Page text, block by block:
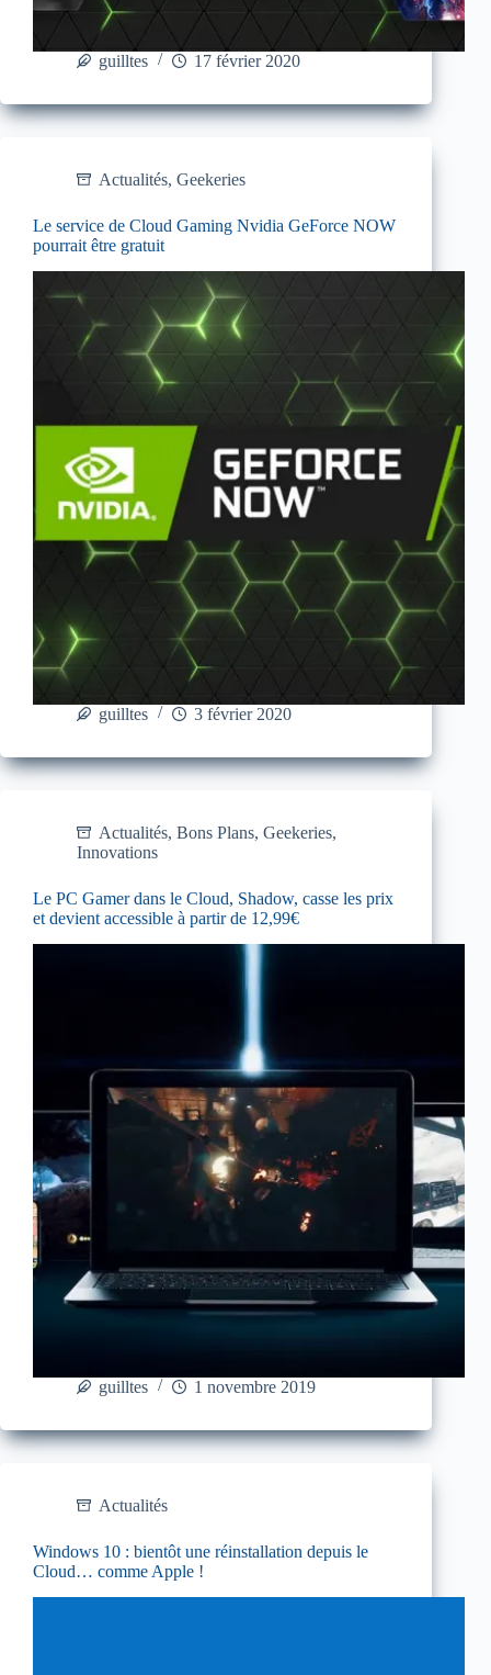
guilltes 17 février 2020
Actualités, Geekeries
Le service de Cloud Gaming Nvidia GeForce NOW
pourrait être gratuit
guilltes 3 février 2020
Actualités, Bons Plans, Geekeries,
Innovations
Le PC Gamer dans le Cloud, Shadow, casse les prix
et devient accessible à partir de 12,99€
guilltes 1 novembre 2019
Actualités
Windows 10 : bientôt une réinstallation depuis le
Cloud… comme Apple !